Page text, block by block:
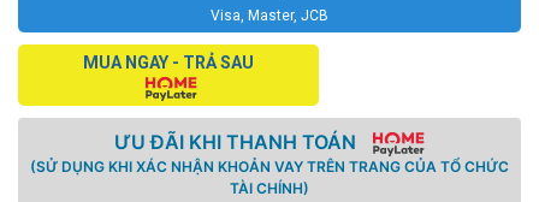
Visa, Master, JCB
MUA NGAY - TRẢ SAU
ƯU ĐÃI KHI THANH TOÁN
(SỬ DỤNG KHI XÁC NHẬN KHOẢN VAY TRÊN TRANG CỦA TỔ CHỨC
TÀI CHÍNH)